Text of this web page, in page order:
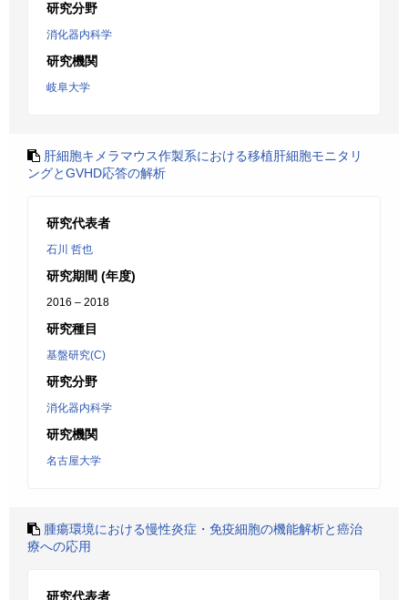
研究分野
消化器内科学
研究機関
岐阜大学
肝細胞キメラマウス作製系における移植肝細胞モニタリ
ングとGVHD応答の解析
研究代表者
石川 哲也
研究期間 (年度)
2016 – 2018
研究種目
基盤研究(C)
研究分野
消化器内科学
研究機関
名古屋大学
腫瘍環境における慢性炎症・免疫細胞の機能解析と癌治
療への応用
研究代表者